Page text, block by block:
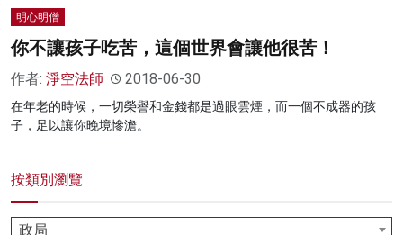
明心明僧
你不讓孩子吃苦，這個世界會讓他很苦！
作者: 淨空法師 2018-06-30
在年老的時候，一切榮譽和金錢都是過眼雲煙，而一個不成器的孩
子，足以讓你晚境慘澹。
按類別瀏覽
政局